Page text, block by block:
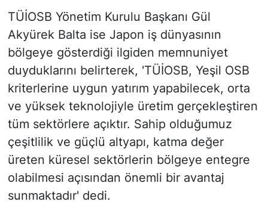
TÜİOSB Yönetim Kurulu Başkanı Gül
Akyürek Balta ise Japon iş dünyasının
bölgeye gösterdiği ilgiden memnuniyet
duyduklarını belirterek, 'TÜİOSB, Yeşil OSB
kriterlerine uygun yatırım yapabilecek, orta
ve yüksek teknolojiyle üretim gerçekleştiren
tüm sektörlere açıktır. Sahip olduğumuz
çeşitlilik ve güçlü altyapı, katma değer
üreten küresel sektörlerin bölgeye entegre
olabilmesi açısından önemli bir avantaj
sunmaktadır' dedi.